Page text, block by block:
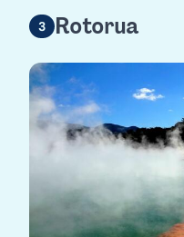
Rotorua